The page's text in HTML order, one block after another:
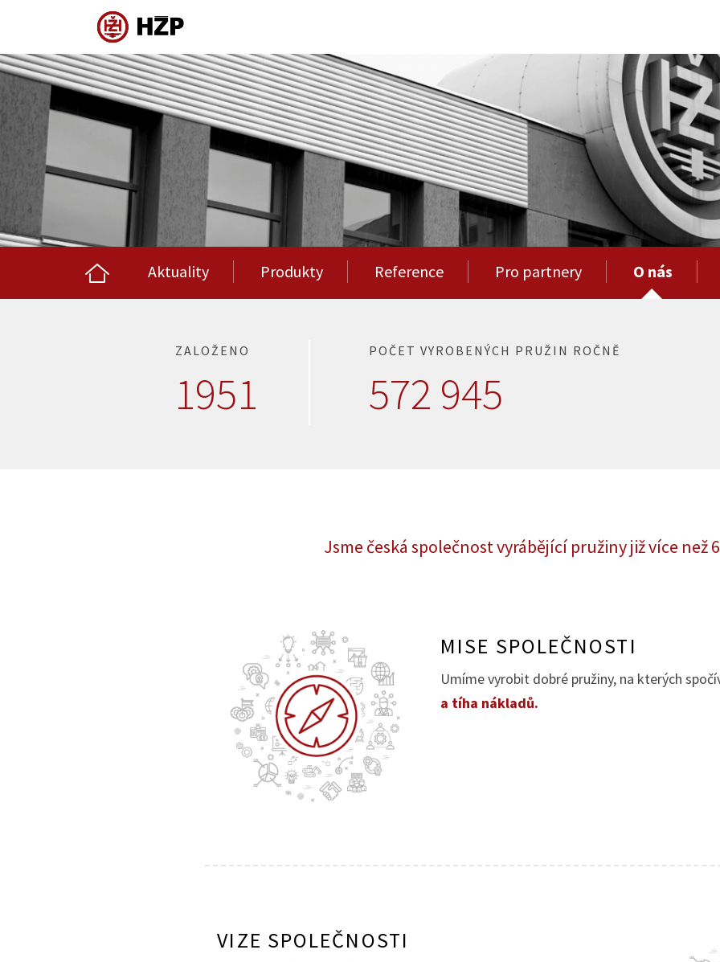
Aktuality Produkty Reference Pro partnery O nás
ZALOŽENO
1951
POČET VYROBENÝCH PRUŽIN ROČNĚ
572 945
Jsme česká společnost vyrábějící pružiny již více než
MISE SPOLEČNOSTI
Umíme vyrobit dobré pružiny, na kterých
a tíha nákladů.
VIZE SPOLEČNOSTI